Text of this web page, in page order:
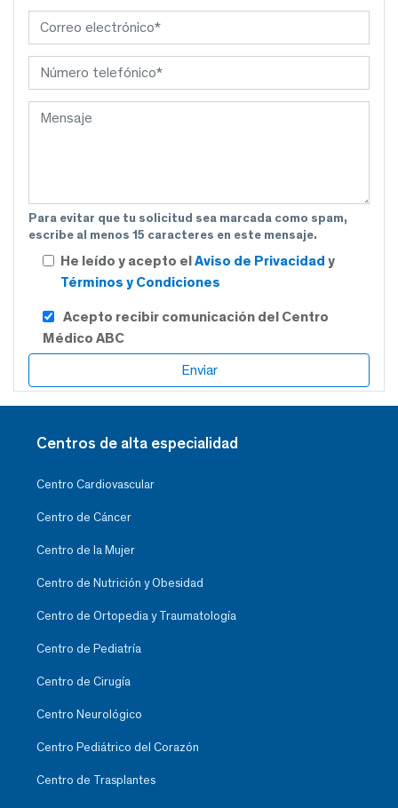
Para evitar que tu solicitud sea marcada como spam,
escribe al menos 15 caracteres en este mensaje.
He leído y acepto elAviso de Privacidad y
Términos y Condiciones
Acepto recibir comunicación del Centro
Médico ABC
Centros de alta especialidad
Centro Cardiovascular
Centro de Cáncer
Centro de la Mujer
Centro de Nutrición y Obesidad
Centro de Ortopedia y Traumatología
Centro de Pediatría
Centro de Cirugía
Centro Neurológico
Centro Pediátrico del Corazón
Centro de Trasplantes